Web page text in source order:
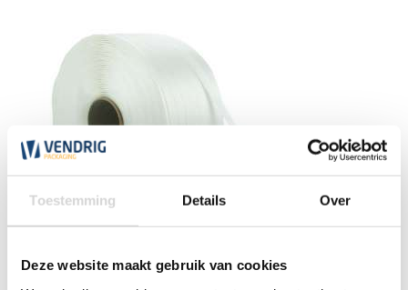
Toestemming Details Over
Deze website maakt gebruik van cookies